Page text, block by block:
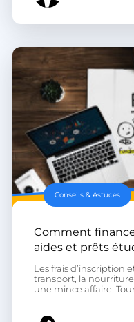
Conseils & Astuces
Comment
aides et prêts
Les frais d’inscription
transport, la
une mince affaire. Tour